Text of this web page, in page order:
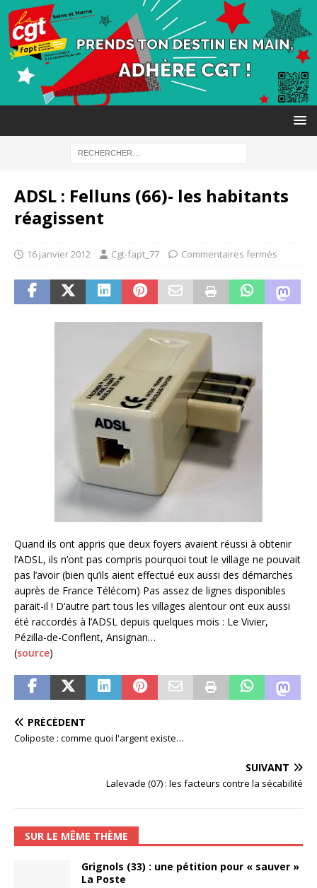
ADSL : Felluns (66)- les habitants
réagissent
16 janvier 2012 Cgt-fapt_77 Commentaires fermés
Quand ils ont appris que deux foyers avaient réussi à obtenir
l’ADSL, ils n’ont pas compris pourquoi tout le village ne pouvait
pas l’avoir (bien qu’ils aient effectué eux aussi des démarches
auprès de France Télécom) Pas assez de lignes disponibles
parait-il ! D’autre part tous les villages alentour ont eux aussi
été raccordés à l’ADSL depuis quelques mois : Le Vivier,
Pézilla-de-Conflent, Ansignan…
(source)
PRÉCÉDENT
Coliposte : comme quoi l'argent existe…
SUIVANT
Lalevade (07) : les facteurs contre la sécabilité
SUR LE MÊME THÈME
Grignols (33) : une pétition pour « sauver »
La Poste